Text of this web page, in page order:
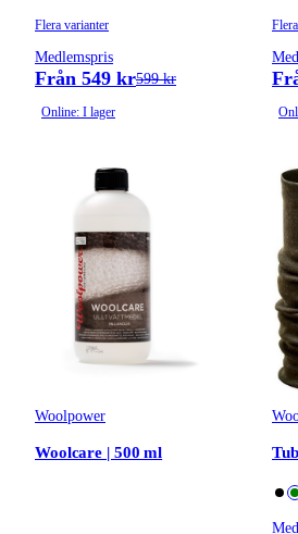
Flera varianter
Medlemspris
Från 549 kr599 kr
Online: I lager
Woolpower
Woolcare | 500 ml